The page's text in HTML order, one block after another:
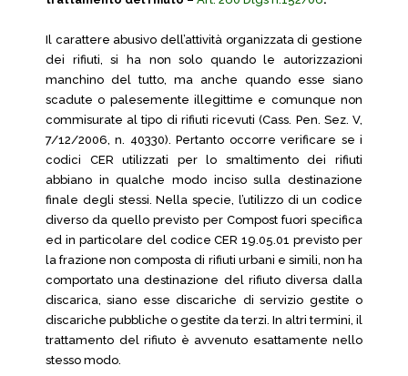
Il carattere abusivo dell’attività organizzata di gestione
dei rifiuti, si ha non solo quando le autorizzazioni
manchino del tutto, ma anche quando esse siano
scadute o palesemente illegittime e comunque non
commisurate al tipo di rifiuti ricevuti (Cass. Pen. Sez. V,
7/12/2006, n. 40330). Pertanto occorre verificare se i
codici CER utilizzati per lo smaltimento dei rifiuti
abbiano in qualche modo inciso sulla destinazione
finale degli stessi. Nella specie, l’utilizzo di un codice
diverso da quello previsto per Compost fuori specifica
ed in particolare del codice CER 19.05.01 previsto per
la frazione non composta di rifiuti urbani e simili, non ha
comportato una destinazione del rifiuto diversa dalla
discarica, siano esse discariche di servizio gestite o
discariche pubbliche o gestite da terzi. In altri termini, il
trattamento del rifiuto è avvenuto esattamente nello
stesso modo.